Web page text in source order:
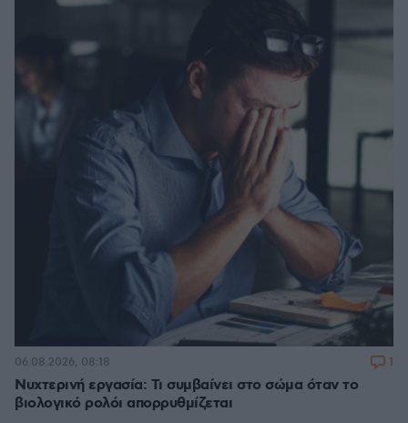
Νυχτερινή εργασία: Τι συμβαίνει στο σώμα όταν το
βιολογικό ρολόι απορρυθμίζεται
06.08.2026, 08:18 1